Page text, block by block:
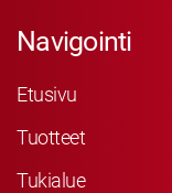
Navigointi
Etusivu
Tuotteet
Tukialue